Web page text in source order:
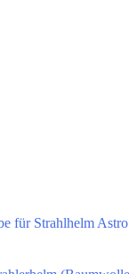
für Strahlhelm Astro